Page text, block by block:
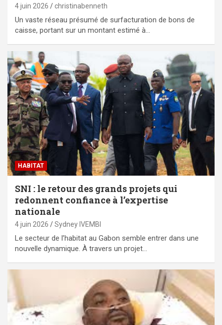
4 juin 2026 christinabenneth
Un vaste réseau présumé de surfacturation de bons de
caisse, portant sur un montant estimé à…
HABITAT
SNI : le retour des grands projets qui
redonnent confiance à l’expertise
nationale
4 juin 2026 Sydney IVEMBI
Le secteur de l’habitat au Gabon semble entrer dans une
nouvelle dynamique. À travers un projet…